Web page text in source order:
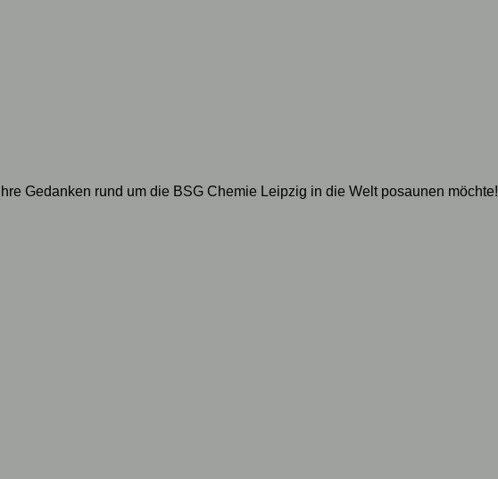
Gedanken rund um die BSG Chemie Leipzig in die Welt posaunen möchte!